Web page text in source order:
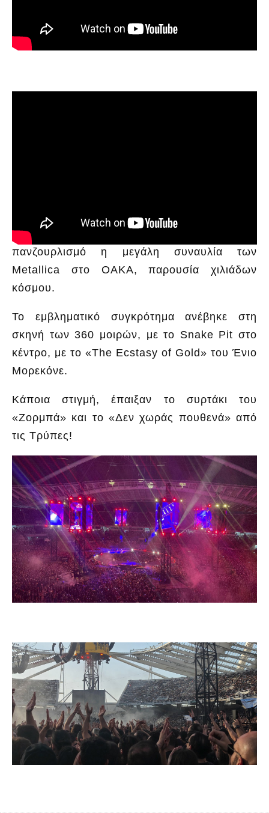
Λίγο μετά τις 20:30 ξεκίνησε μέσα σε
πανζουρλισμό η μεγάλη συναυλία των
Metallica στο ΟΑΚΑ, παρουσία χιλιάδων
κόσμου.
Το εμβληματικό συγκρότημα ανέβηκε στη
σκηνή των 360 μοιρών, με το Snake Pit στο
κέντρο, με το «The Ecstasy of Gold» του Ένιο
Μορεκόνε.
Κάποια στιγμή, έπαιξαν το συρτάκι του
«Ζορμπά» και το «Δεν χωράς πουθενά» από
τις Τρύπες!